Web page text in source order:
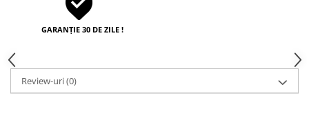
GARANȚIE 30 DE ZILE !
Review-uri(0)